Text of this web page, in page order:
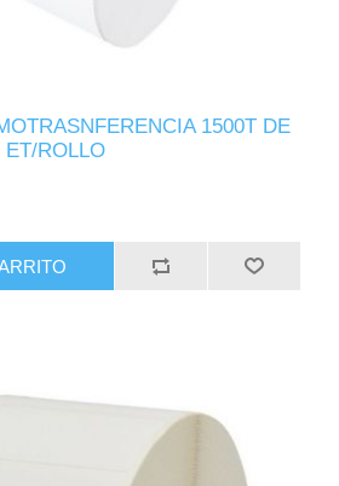
1500T DE
ROLLO